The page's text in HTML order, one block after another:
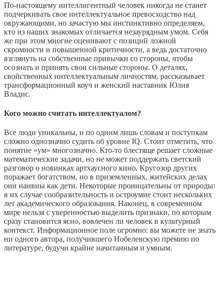
По-настоящему интеллигентный человек никогда не станет
подчеркивать свое интеллектуальное превосходство над
окружающими, но зачастую мы инстинктивно определяем,
кто из наших знакомых отличается незаурядным умом. Себя
же при этом многие оценивают с позиций ложной
скромности и повышенной критичности, а ведь достаточно
взглянуть на собственные привычки со стороны, чтобы
осознать и принять свои сильные стороны. О деталях,
свойственных интеллектуальным личностям, рассказывает
трансформационный коуч и женский наставник Юлия
Владис.
Кого можно считать интеллектуалом?
Все люди уникальны, и по одним лишь словам и поступкам
сложно однозначно судить об уровне IQ. Стоит отметить, что
понятие «ум» многозначно. Кто-то блестяще решает сложные
математические задачи, но не может поддержать светский
разговор о новинках артхаусного кино. Кругозор других
поражает богатством, но в приземленных, житейских делах
они наивны как дети. Некоторые проницательны от природы:
в их случае сообразительность и остроумие стоит нескольких
лет академического образования. Наконец, в современном
мире нельзя с уверенностью выделить признаки, по которым
сразу становится ясно, вовлечен ли человек в культурный
контекст. Информационное поле огромно: вы можете не знать
ни одного автора, получившего Нобелевскую премию по
литературе, будучи крайне начитанным и умным.